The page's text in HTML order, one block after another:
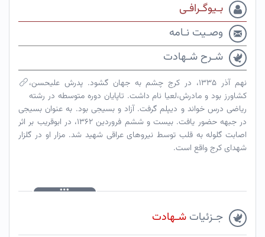
بـیوگـرافـی
وصـیت نـامه
شـرح شـهادت
نهم آذر ۱۳۳۵، در کرج چشم به جهان گشود. پدرش علیحسن،
کشاورز بود و مادرش،لعیا نام داشت. تاپایان دوره متوسطه در رشته
ریاضی درس خواند و دیپلم گرفت. آزاد و بسیجی بود. به عنوان بسیجی
در جبهه حضور یافت. بیست و ششم فروردین ۱۳۶۲، در ابوقریب بر اثر
اصابت گلوله به قلب توسط نیروهای عراقی شهید شد. مزار او در گلزار
شهدای کرج واقع است.
جـزئیات شـهادت